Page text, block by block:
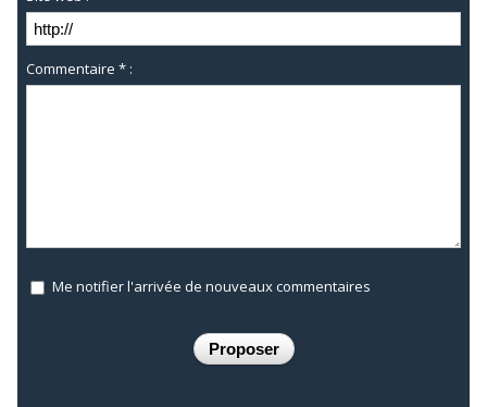
Commentaire * :
Me notifier l'arrivée de nouveaux commentaires